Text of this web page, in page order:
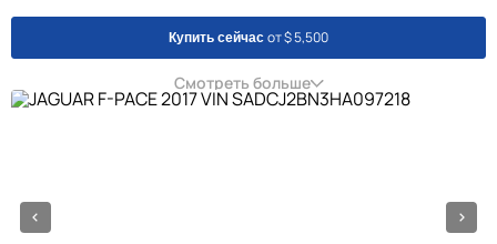
Купить сейчас от $ 5,500
Смотреть больше